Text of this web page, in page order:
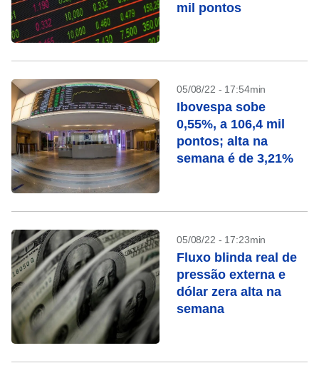
mil pontos
05/08/22 - 17:54min
Ibovespa sobe
0,55%, a 106,4 mil
pontos; alta na
semana é de 3,21%
05/08/22 - 17:23min
Fluxo blinda real de
pressão externa e
dólar zera alta na
semana